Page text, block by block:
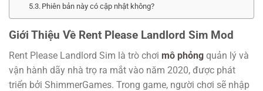
Phiên bản này có cập nhật không?
Giới Thiệu Về Rent Please Landlord Sim Mod
Rent Please Landlord Sim là trò chơi mô phỏng quản lý và
vận hành dãy nhà trọ ra mắt vào năm 2020, được phát
triển bởi ShimmerGames. Trong game, người chơi sẽ nhập